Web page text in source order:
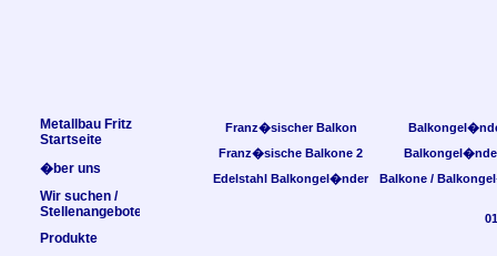
Franz�sischer Balkon
Franz�sische Balkone 2
Edelstahl Balkongel�nder
Balkone /
01
Metallbau Fritz
Startseite
�ber uns
Wir suchen /
Stellenangebote
Produkte